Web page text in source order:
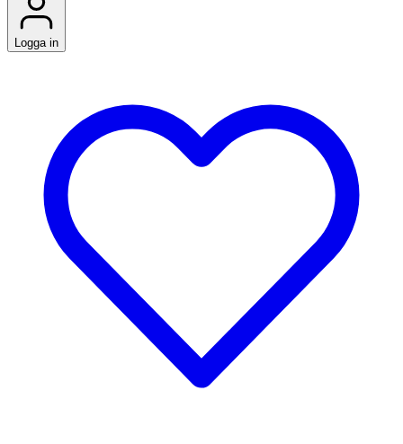
Logga in